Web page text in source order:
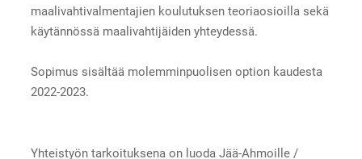
maalivahtivalmentajien koulutuksen teoriaosioilla sekä
käytännössä maalivahtijäiden yhteydessä.
Sopimus sisältää molemminpuolisen option kaudesta
2022-2023.
Yhteistyön tarkoituksena on luoda Jää-Ahmoille /